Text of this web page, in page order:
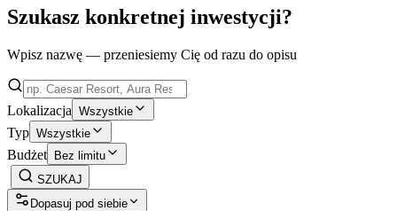
Szukasz konkretnej inwestycji?
Wpisz nazwę — przeniesiemy Cię od razu do opisu
Lokalizacja Wszystkie
Typ Wszystkie
Budżet Bez limitu
SZUKAJ
Dopasuj pod siebie